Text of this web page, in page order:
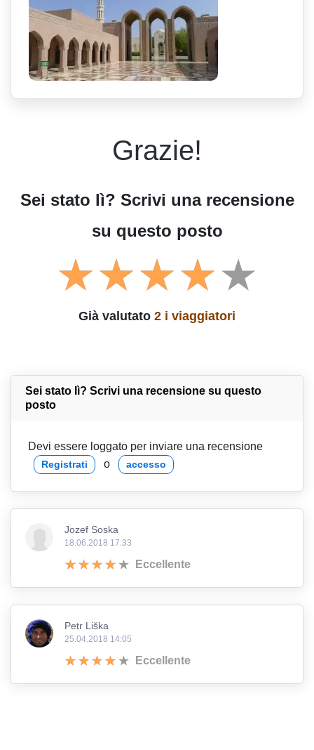
Grazie!
Sei stato lì? Scrivi una recensione
su questo posto
Già valutato 2 i viaggiatori
Sei stato lì? Scrivi una recensione su questo
posto
Devi essere loggato per inviare una recensione
Registrati o accesso
Jozef Soska
18.06.2018 17:33
Eccellente
Petr Liška
25.04.2018 14:05
Eccellente